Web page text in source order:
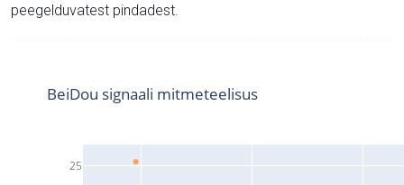
peegelduvatest pindadest.
25
BeiDou signaali mitmeteelisus